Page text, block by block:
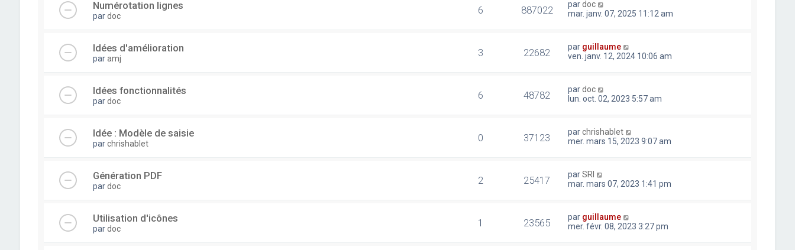
Numérotation lignes
pardoc 6 887022 pardoc
mar. janv. 07, 2025 11:12 am
Idées d'amélioration
paramj 3 22682 par guillaume
ven. janv. 12, 2024 10:06 am
Idées fonctionnalités
pardoc 6 48782 pardoc
lun. oct. 02, 2023 5:57 am
Idée : Modèle de saisie
parchrishablet 0 37123 parchrishablet
mer. mars 15, 2023 9:07 am
Génération PDF
pardoc 2 25417 parSRI
mar. mars 07, 2023 1:41 pm
Utilisation d'icônes
pardoc 1 23565 par guillaume
mer. févr. 08, 2023 3:27 pm